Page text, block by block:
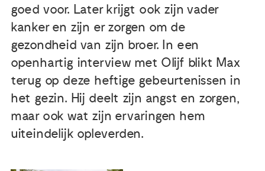
Nieuws
Agenda
Publicaties
Ervaringsdeskundigheid
goed voor. Later krijgt ook zijn vader
kanker en zijn er zorgen om de
gezondheid van zijn broer. In een
openhartig interview met Olijf blikt Max
terug op deze heftige gebeurtenissen in
het gezin. Hij deelt zijn angst en zorgen,
maar ook wat zijn ervaringen hem
uiteindelijk opleverden.